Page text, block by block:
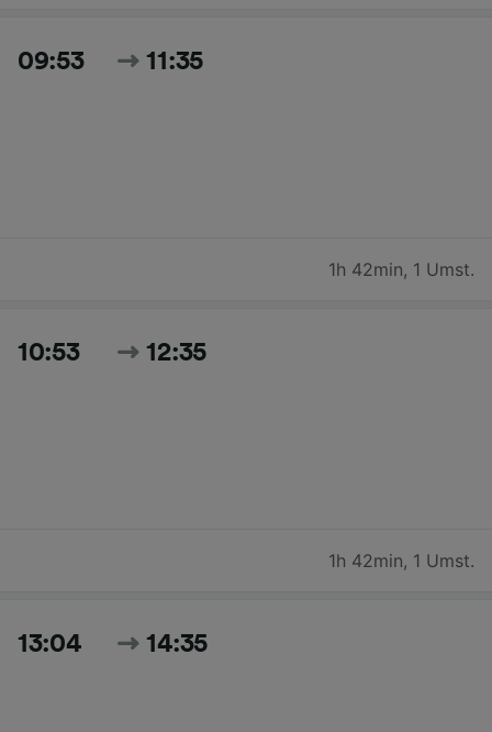
09:53 11:35
1h 42min, 1 Umst.
10:53 12:35
1h 42min, 1 Umst.
13:04 14:35